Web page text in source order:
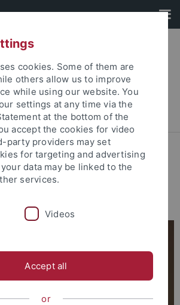
für Ethik in den
... Team
& KI
cookies. Some of them are
others allow us to improve
while using our website. You
settings at any time via the
at the bottom of the
accept the cookies for video
party providers may set
for targeting and advertising
data may be linked to the
services.
Videos
Accept all
or